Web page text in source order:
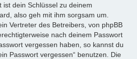
dein Schlüssel zu deinem
also geh mit ihm sorgsam um.
Vertreter des Betreibers, von phpBB
nach deinem Passwort
vergessen haben, so kannst du
Passwort vergessen“ benutzen. Die